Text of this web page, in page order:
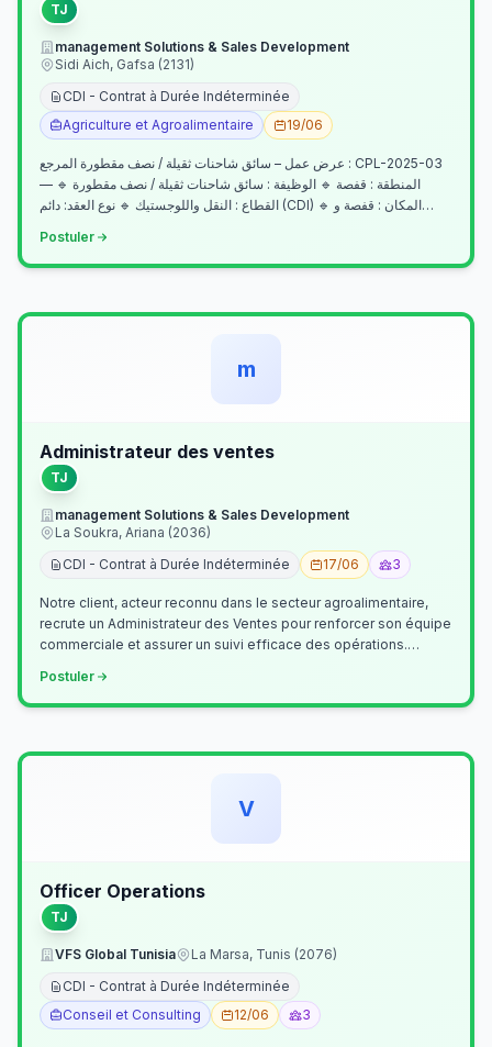
TJ
management Solutions & Sales Development
Sidi Aich, Gafsa (2131)
CDI - Contrat à Durée Indéterminée
Agriculture et Agroalimentaire
19/06
عرض عمل – سائق شاحنات ثقيلة / نصف مقطورة المرجع : CPL-2025-03
— المنطقة : قفصة 🔹 الوظيفة : سائق شاحنات ثقيلة / نصف مقطورة 🔹
القطاع : النقل واللوجستيك 🔹 نوع العقد: دائم (CDI) 🔹 المكان : قفصة و…
Postuler
m
Administrateur des ventes
TJ
management Solutions & Sales Development
La Soukra, Ariana (2036)
CDI - Contrat à Durée Indéterminée
17/06 3
Notre client, acteur reconnu dans le secteur agroalimentaire,
recrute un Administrateur des Ventes pour renforcer son équipe
commerciale et assurer un suivi efficace des opérations.
Postuler
V
Officer Operations
TJ
VFS Global Tunisia
La Marsa, Tunis (2076)
CDI - Contrat à Durée Indéterminée
Conseil et Consulting
12/06 3